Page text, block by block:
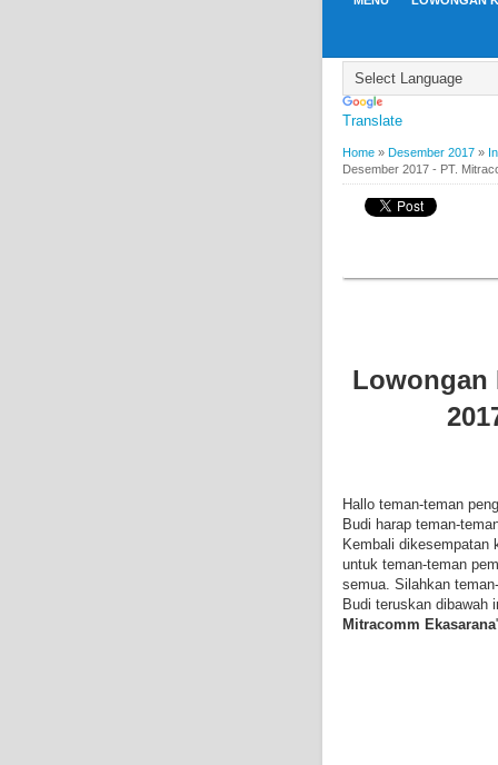
Translate
Home » Desember 2017 »
Desember 2017 - PT.
BYWEBBUDI.COM
Lowongan Kerja
Lowongan
Hallo teman-teman
Budi harap teman-
Kembali dikesempatan
untuk teman-teman
semua. Silahkan
Budi teruskan dibawah
Mitracomm Ekasarana